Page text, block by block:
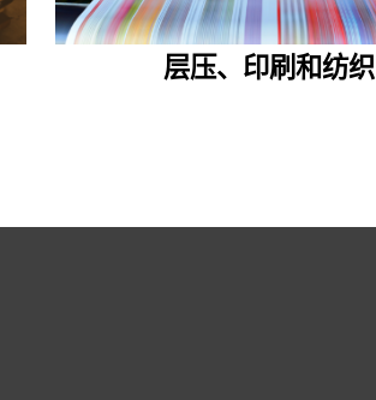
层压、印刷和纺织